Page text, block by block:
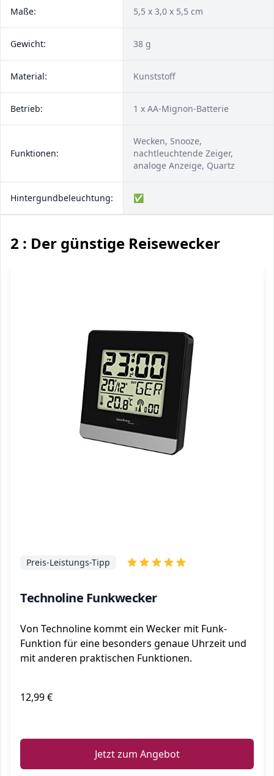
Maße: 5,5 x 3,0 x 5,5 cm
Gewicht: 38 g
Material: Kunststoff
Betrieb: 1 x AA-Mignon-Batterie
Funktionen:
Wecken, Snooze,
nachtleuchtende Zeiger,
analoge Anzeige, Quartz
Hintergundbeleuchtung: ✅
2 : Der günstige Reisewecker
Technoline Funkwecker
Preis-Leistungs-Tipp
Von Technoline kommt ein Wecker mit Funk-
Funktion für eine besonders genaue Uhrzeit und
mit anderen praktischen Funktionen.
12,99 €
Jetzt zum Angebot